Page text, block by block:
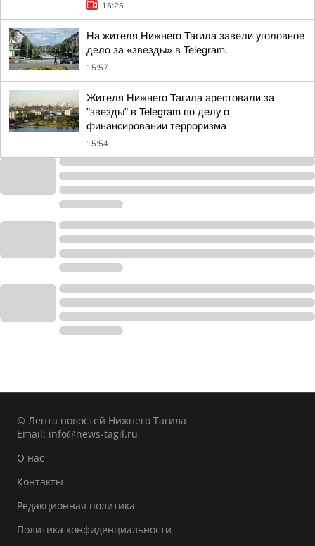
16:25
На жителя Нижнего Тагила завели уголовное
дело за «звезды» в Telegram.
15:57
Жителя Нижнего Тагила арестовали за
"звезды" в Telegram по делу о
финансировании терроризма
15:54
© Лента новостей Нижнего Тагила
Email: info@news-tagil.ru
О нас
Контакты
Редакционная политика
Политика конфиденциальности